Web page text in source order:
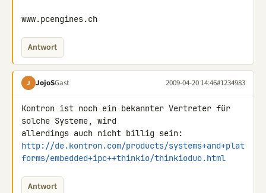
www.pcengines.ch
Antwort
J JojoSGast 2009-04-20 14:46#1234983
Kontron ist noch ein bekannter Vertreter für
solche Systeme, wird
http://de.kontron.com/products/systems+and+plat
forms/embedded+ipc++thinkio/thinkioduo.html
Antwort